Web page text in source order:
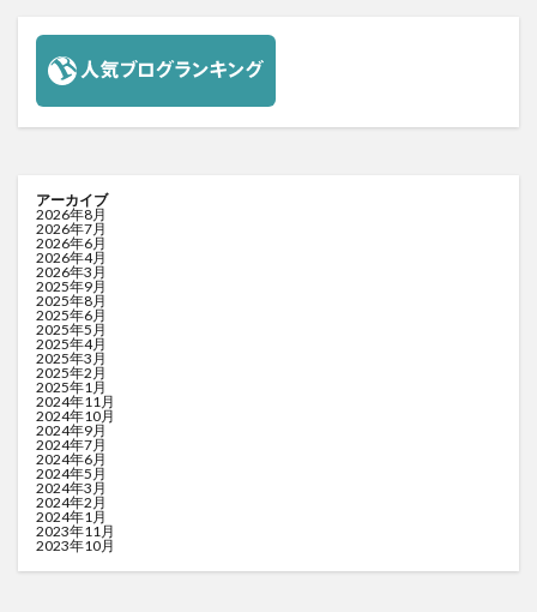
アーカイブ
2026年8月
2026年7月
2026年6月
2026年4月
2026年3月
2025年9月
2025年8月
2025年6月
2025年5月
2025年4月
2025年3月
2025年2月
2025年1月
2024年11月
2024年10月
2024年9月
2024年7月
2024年6月
2024年5月
2024年3月
2024年2月
2024年1月
2023年11月
2023年10月